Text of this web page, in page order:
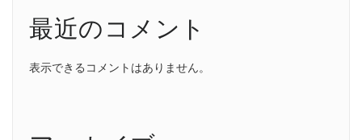
最近のコメント
表示できるコメントはありません。